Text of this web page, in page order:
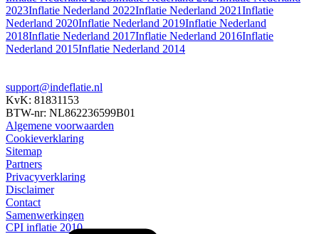
CPI inflatie 2010
2023Inflatie Nederland 2022Inflatie Nederland 2021Inflatie
Nederland 2020Inflatie Nederland 2019Inflatie Nederland
2018Inflatie Nederland 2017Inflatie Nederland 2016Inflatie
Nederland 2015Inflatie Nederland 2014
support@indeflatie.nl
KvK: 81831153
BTW-nr: NL862236599B01
Algemene voorwaarden
Cookieverklaring
Sitemap
Partners
Privacyverklaring
Disclaimer
Contact
Samenwerkingen